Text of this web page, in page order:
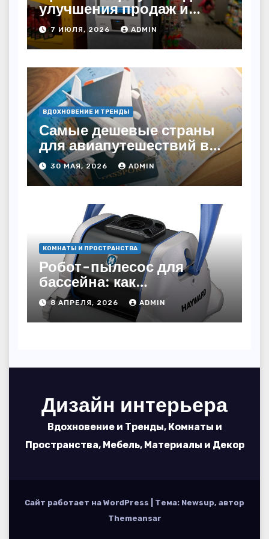
улучшения продаж и
автоматизации
7 ИЮЛЯ, 2026 ADMIN
ВДОХНОВЕНИЕ И ТРЕНДЫ
Самые дешевые страны
для авиапутешествий в
2026 году: куда слетать за
копейки?
30 МАЯ, 2026 ADMIN
КОМНАТЫ И ПРОСТРАНСТВА
Робот-пылесос для
бассейна: как
пользоваться, чтобы
вода блестела, а
устройство служило 7
8 АПРЕЛЯ, 2026 ADMIN
Дизайн интерьера
Вдохновение и Тренды, Комнаты и
Пространства, Мебель, Материалы и Декор
Сайт работает на WordPress
Тема: Newsup, автор
Themeansar